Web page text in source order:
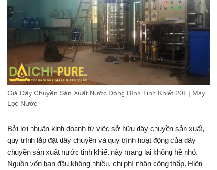
Giá Dây Chuyền Sản Xuất Nước Đóng Bình Tinh Khiết 20L | Máy
Lọc Nước
Bởi lợi nhuận kinh doanh từ việc sở hữu dây chuyền sản xuất,
quy trình lắp đặt dây chuyền và quy trình hoạt động của dây
chuyền sản xuất nước tinh khiết này mang lại không hề nhỏ.
Nguồn vốn ban đầu không nhiều, chi phí nhân công thấp. Hiện